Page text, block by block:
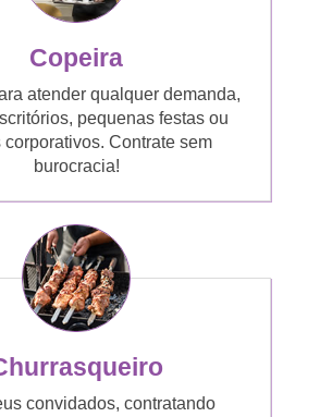
Copeira
atender qualquer demanda,
pequenas festas ou
corporativos. Contrate sem
burocracia!
convidados, contratando